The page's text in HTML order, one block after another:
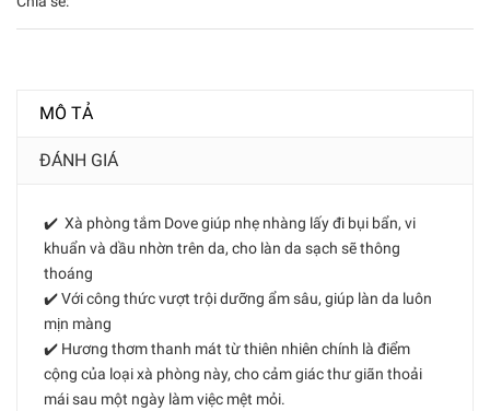
MÔ TẢ
ĐÁNH GIÁ
✔️ Xà phòng tắm Dove giúp nhẹ nhàng lấy đi bụi bẩn, vi
khuẩn và dầu nhờn trên da, cho làn da sạch sẽ thông
thoáng
✔️ Với công thức vượt trội dưỡng ẩm sâu, giúp làn da luôn
mịn màng
✔️ Hương thơm thanh mát từ thiên nhiên chính là điểm
cộng của loại xà phòng này, cho cảm giác thư giãn thoải
mái sau một ngày làm việc mệt mỏi.